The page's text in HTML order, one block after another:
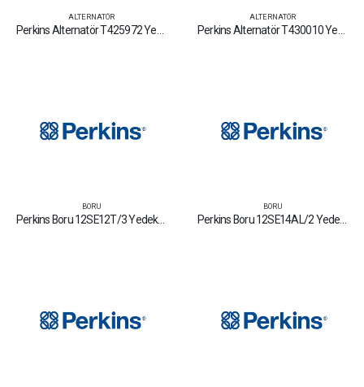
ALTERNATÖR
Perkins Alternatör T425972 Yedek Parça Fiyat Tamir Bakım Satan Firmalar
ALTERNATÖR
Perkins Alternatör T430010 Yedek Parça Fiyat Tamir Bakım Satan Firmalar
BORU
Perkins Boru 12SE12T/3 Yedek Parça Fiyat Tamir Bakım Satan Firmalar
BORU